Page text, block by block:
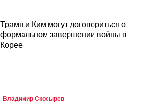
Трамп и Ким могут договориться о
формальном завершении войны в
Корее
Владимир Скосырев